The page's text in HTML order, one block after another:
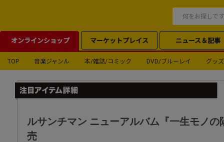
オンラインショップ マーケットプレイス ニュース＆記事
TOP 音楽ジャンル 本/雑誌/コミック DVD/ブルーレイ グッズ
ルサンチマン ニューアルバム『一生モノの
売